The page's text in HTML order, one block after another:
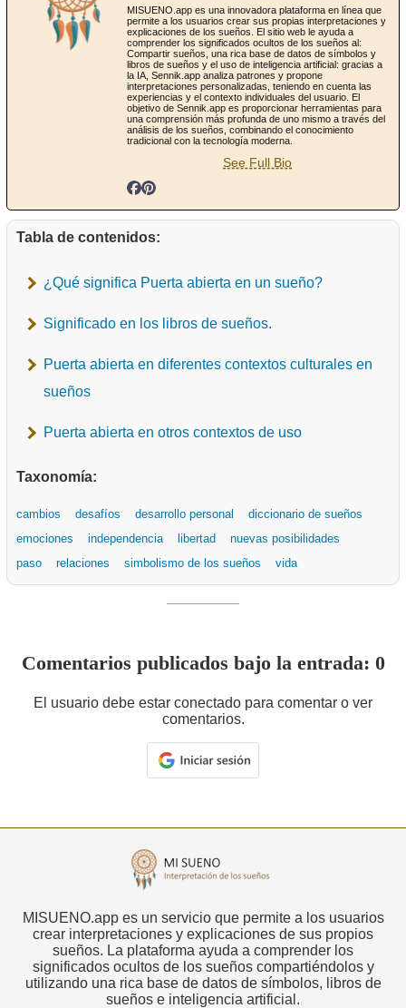
MISUENO.app es una innovadora plataforma en línea que
permite a los usuarios crear sus propias interpretaciones y
explicaciones de los sueños. El sitio web le ayuda a
comprender los significados ocultos de los sueños al:
Compartir sueños, una rica base de datos de símbolos y
libros de sueños y el uso de inteligencia artificial: gracias a
la IA, Sennik.app analiza patrones y propone
interpretaciones personalizadas, teniendo en cuenta las
experiencias y el contexto individuales del usuario. El
objetivo de Sennik.app es proporcionar herramientas para
una comprensión más profunda de uno mismo a través del
análisis de los sueños, combinando el conocimiento
tradicional con la tecnología moderna.
See Full Bio
Tabla de contenidos:
¿Qué significa Puerta abierta en un sueño?
Significado en los libros de sueños.
Puerta abierta en diferentes contextos culturales en
sueños
Puerta abierta en otros contextos de uso
Taxonomía:
cambios desafíos desarrollo personal
diccionario de sueños
emociones
independencia libertad
nuevas posibilidades
paso
relaciones simbolismo de los sueños vida
Comentarios publicados bajo la entrada: 0
El usuario debe estar conectado para comentar o ver
comentarios.
MISUENO.app es un servicio que permite a los usuarios
crear interpretaciones y explicaciones de sus propios
sueños. La plataforma ayuda a comprender los
significados ocultos de los sueños compartiéndolos y
utilizando una rica base de datos de símbolos, libros de
sueños e inteligencia artificial.